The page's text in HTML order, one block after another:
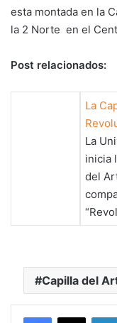
esta montada en la
la 2 Norte en el
Post relacionados:
La
La
inicia
del
Capilla del